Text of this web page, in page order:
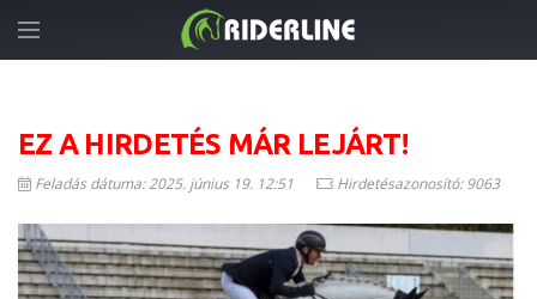
EZ A HIRDETÉS MÁR LEJÁRT!
Feladás dátuma: 2025. június 19. 12:51 Hirdetésazonosító: 9063